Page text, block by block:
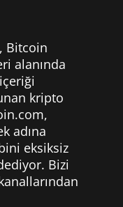
Bitcoin
alanında
kripto
adına
eksiksiz
Bizi